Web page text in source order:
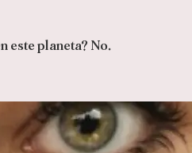
este planeta? No.